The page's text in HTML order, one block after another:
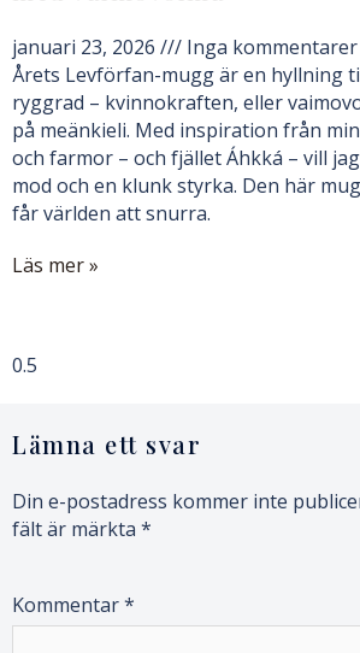
januari 23, 2026
Inga kommentarer
Årets Levförfan-mugg är en hyllning
ryggrad – kvinnokraften, eller
på meänkieli. Med inspiration från
och farmor – och fjället Áhkká – vill
mod och en klunk styrka. Den här
får världen att snurra.
Läs mer »
Lämna ett svar
Din e-postadress kommer inte
fält är märkta *
Kommentar*